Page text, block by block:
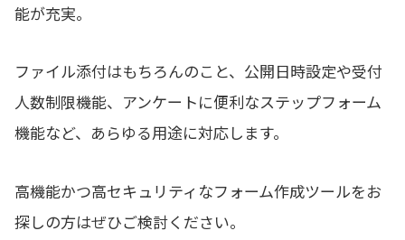
能が充実。
ファイル添付はもちろんのこと、公開日時設定や受付
人数制限機能、アンケートに便利なステップフォーム
機能など、あらゆる用途に対応します。
高機能かつ高セキュリティなフォーム作成ツールをお
探しの方はぜひご検討ください。